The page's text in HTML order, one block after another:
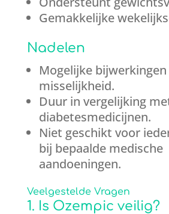
Gemakkelijke
Nadelen
Mogelijke bijwerkingen
misselijkheid.
Duur in vergelijking
diabetesmedicijnen.
Niet geschikt voor
bij bepaalde medische
aandoeningen.
Veelgestelde Vragen
1. Is Ozempic veilig?